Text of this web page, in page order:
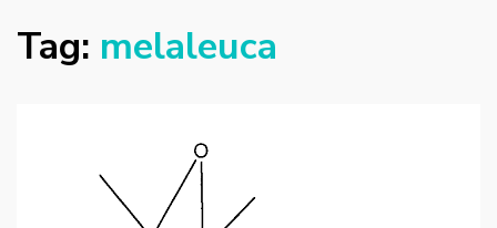
Tag: melaleuca